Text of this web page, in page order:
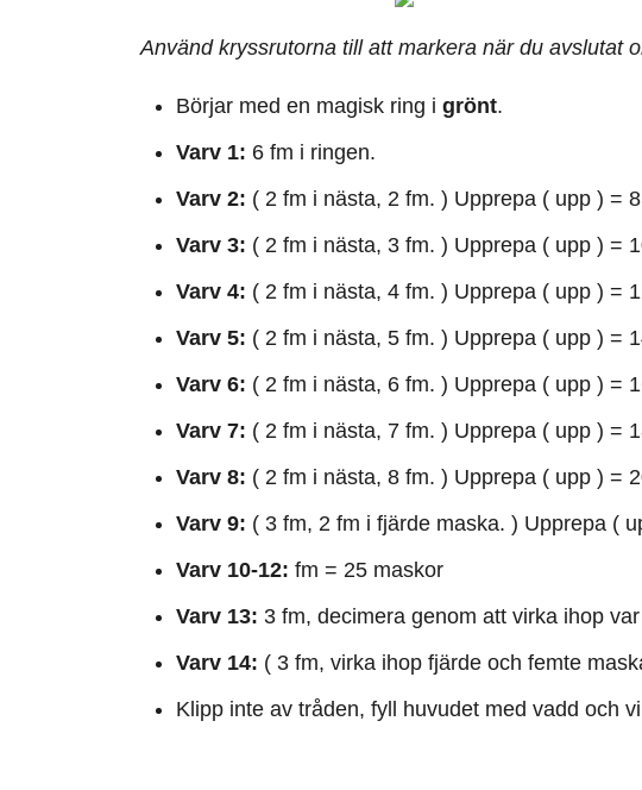
Använd kryssrutorna till att markera när du avslutat
Börjar med en magisk ring i grönt.
Varv 1: 6 fm i ringen.
Varv 2: ( 2 fm i nästa, 2 fm. ) Upprepa ( upp ) =
Varv 3: ( 2 fm i nästa, 3 fm. ) Upprepa ( upp ) =
Varv 4: ( 2 fm i nästa, 4 fm. ) Upprepa ( upp ) =
Varv 5: ( 2 fm i nästa, 5 fm. ) Upprepa ( upp ) =
Varv 6: ( 2 fm i nästa, 6 fm. ) Upprepa ( upp ) =
Varv 7: ( 2 fm i nästa, 7 fm. ) Upprepa ( upp ) =
Varv 8: ( 2 fm i nästa, 8 fm. ) Upprepa ( upp ) =
Varv 9: ( 3 fm, 2 fm i fjärde maska. ) Upprepa (
Varv 10-12: fm = 25 maskor
Varv 13: 3 fm, decimera genom att virka ihop
Varv 14: ( 3 fm, virka ihop fjärde och femte
Klipp inte av tråden, fyll huvudet med vadd och